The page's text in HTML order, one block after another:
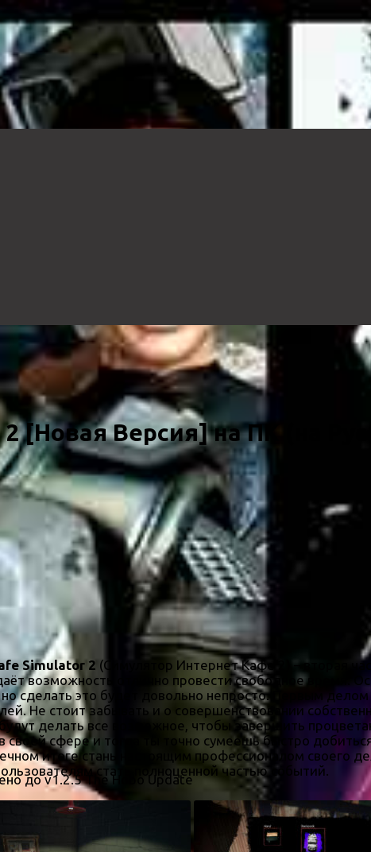
[Новая Версия] на ПК (на
Simulator 2 (Симулятор Интернет Кафе 2) – вторая
возможность отлично провести свободное время.
сделать это будет довольно непросто. Первым
Не стоит забывать и о совершенствовании
делать все возможное, чтобы завершить
сфере и тогда ты точно сумеешь быстро
итоге стань настоящим профессионалом своего
стать полноценной частью событий.
до v1.2.5 The Hobo Update